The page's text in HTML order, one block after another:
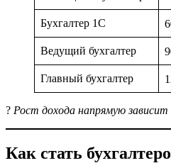
Бухгалтер 1С
Ведущий бухгалтер
Главный бухгалтер
? Рост дохода напрямую зависит
Как стать